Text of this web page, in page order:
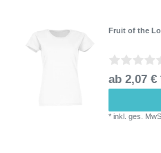
Fruit of the
ab 2,07 €
*inkl. ges.